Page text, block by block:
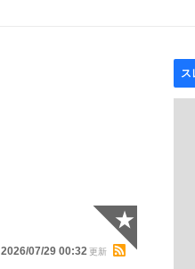
2026/07/29 00:32
★